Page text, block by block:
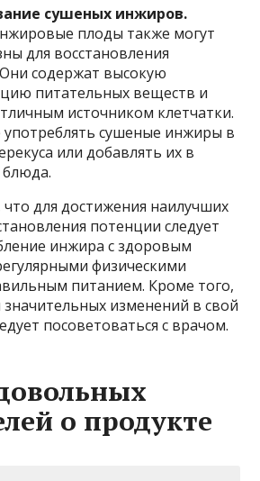
сушеных инжиров.
плоды также могут
для восстановления
содержат высокую
питательных веществ и
источником клетчатки.
сушеные инжиры в
или добавлять их в
для достижения наилучших
потенции следует
инжира с здоровым
физическими
питанием. Кроме того,
изменений в свой
посоветоваться с врачом.
о продукте